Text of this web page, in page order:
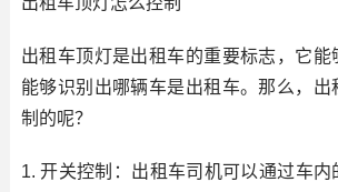
出租车顶灯是出租车的重要标志，它能
能够识别出哪辆车是出租车。那么，出
制的呢？
1. 开关控制：出租车司机可以通过车